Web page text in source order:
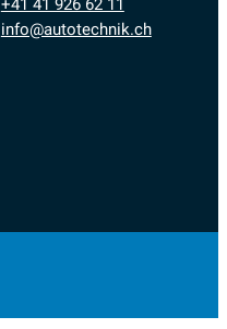
+41 41 926 62 11
info@autotechnik.ch